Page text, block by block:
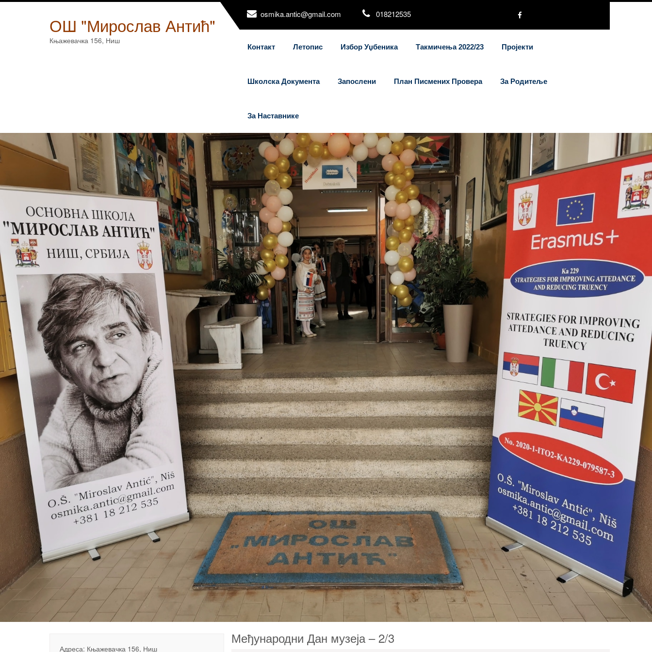
Skip
osmika.antic@gmail.com 018212535
ОШ "Мирослав Антић"
Књажевачка 156, Ниш
Контакт Летопис Избор Уџбеника Такмичења 2022/23 Пројекти
Школска Документа Запослени План Писмених Провера За Родитеље
За Наставнике
Адреса: Књажевачка 156, Ниш
Међународни Дан музеја – 2/3